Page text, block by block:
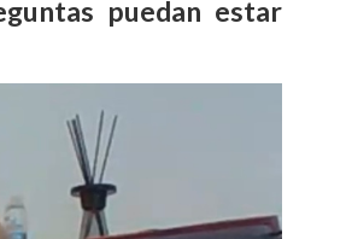
puedan estar